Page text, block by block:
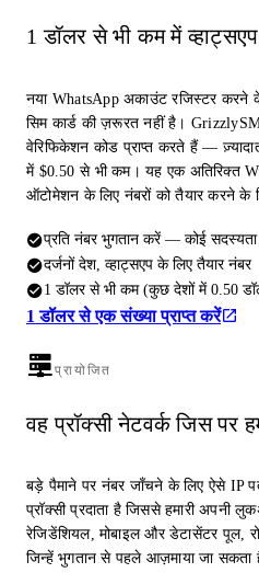
1 डॉलर से भी कम में
नया WhatsApp अकाउंट रजिस्टर करने
सिम कार्ड की ज़रूरत नहीं है।
वेरिफिकेशन कोड प्राप्त करते हैं —
में $0.50 से भी कम। यह एक अतिरिक्त
ऑटोमेशन के लिए नंबरों को तैयार करने के
प्रति नंबर भुगतान करें — कोई सदस्यता
दर्जनों देश, व्हाट्सएप के लिए तैयार नंबर
1 डॉलर से भी कम (कुछ देशों में 0.50
1 डॉलर से एक संख्या प्राप्त करें
प्रायोजित
वह प्रॉक्सी नेटवर्क जिस पर
बड़े पैमाने पर नंबर जाँचने के लिए ऐसे IP
प्रॉक्सी प्रदाता है जिससे हमारी अपनी
रेजिडेंशियल, मोबाइल और डेटासेंटर पूल,
जिन्हें भुगतान से पहले आज़माया जा सकता